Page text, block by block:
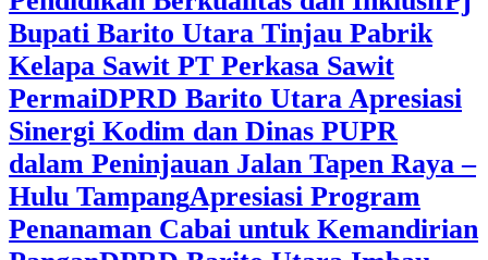
Bupati Barito Utara Tinjau Pabrik
Kelapa Sawit PT Perkasa Sawit
PermaiDPRD Barito Utara Apresiasi
Sinergi Kodim dan Dinas PUPR
dalam Peninjauan Jalan Tapen Raya –
Hulu TampangApresiasi Program
Penanaman Cabai untuk Kemandirian